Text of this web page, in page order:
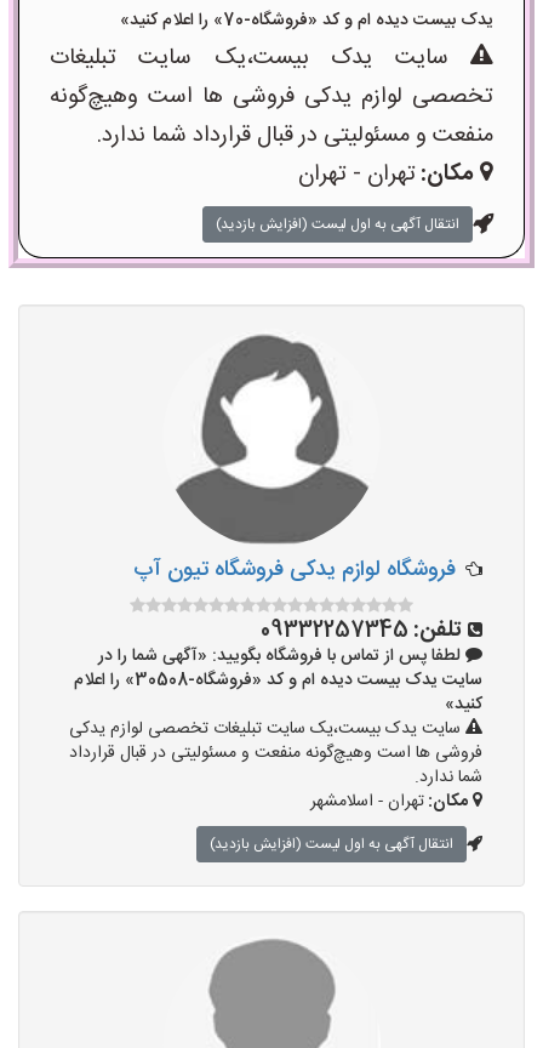
یدک بیست دیده ام و کد «فروشگاه-70» را اعلام کنید»
سایت یدک بیست،یک سایت تبلیغات
تخصصی لوازم یدکی فروشی ها است وهیچ‌گونه
منفعت و مسئولیتی در قبال قرارداد شما ندارد.
مکان:تهران - تهران
انتقال آگهی به اول لیست (افزایش بازدید)
فروشگاه لوازم یدکی فروشگاه تیون آپ
تلفن: 09332257345
لطفا پس از تماس با فروشگاه بگویید: «آگهی شما را در
سایت یدک بیست دیده ام و کد «فروشگاه-30508» را اعلام
کنید»
سایت یدک بیست،یک سایت تبلیغات تخصصی لوازم یدکی
فروشی ها است وهیچ‌گونه منفعت و مسئولیتی در قبال قرارداد
شما ندارد.
مکان:تهران - اسلامشهر
انتقال آگهی به اول لیست (افزایش بازدید)